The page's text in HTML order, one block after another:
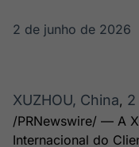
Tecnologia
2 de junho de 2026
XUZHOU, China,
/PRNewswire/ — A
Internacional do